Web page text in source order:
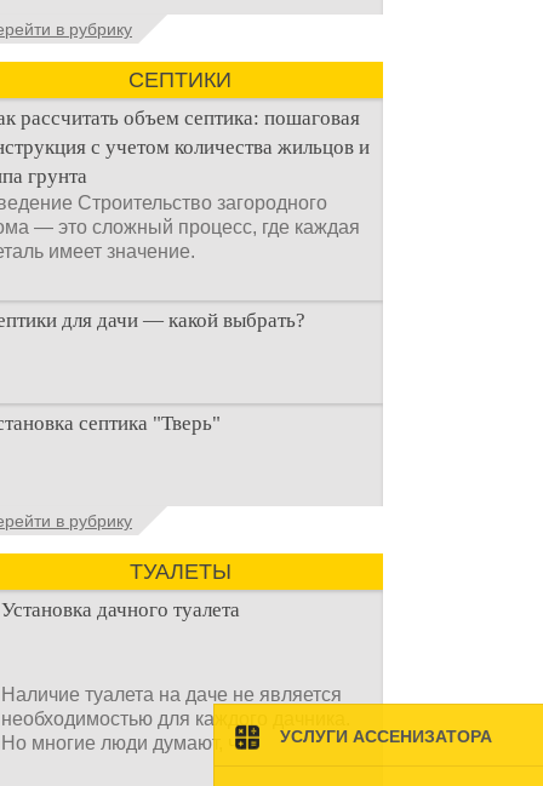
УСЛУГИ АССЕНИЗАТОРА
Общие сведения об антисептиках
Антисептик для выгребных ям – это
специальные препараты, которые
в рубрику
СЕПТИКИ
рассчитать объем септика: пошаговая
с учетом количества жильцов и
грунта
Строительство загородного
— это сложный процесс, где каждая
имеет значение.
для дачи — какой выбрать?
строительстве дачи одной из
задач становится
септика "Тверь"
септика Тверь - важнейший
утилизации сточных вод в частных
и на загородных
в рубрику
ТУАЛЕТЫ
Установка дачного туалета
Наличие туалета на даче не является
необходимостью для каждого дачника.
Но многие люди думают, что